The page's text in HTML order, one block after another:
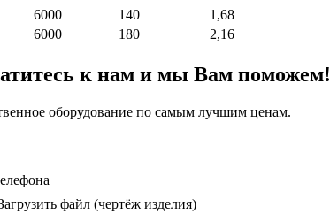
6000 140
1,68
6000 180 2,16
к нам и мы Вам поможем!
оборудование по самым лучшим ценам.
файл (чертёж изделия)